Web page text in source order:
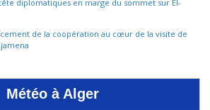
diplomatiques en marge du sommet sur El-
de la coopération au cœur de la visite de
Météo à Alger